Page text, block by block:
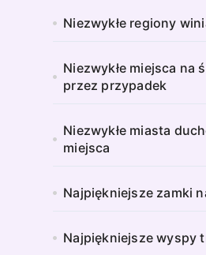
Niezwykłe regiony
Niezwykłe miejsca na
przez przypadek
Niezwykłe miasta
miejsca
Najpiękniejsze zamki
Najpiękniejsze wyspy